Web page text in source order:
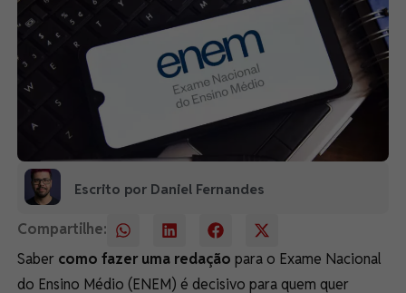
Escrito por Daniel Fernandes
Compartilhe:
Saber como fazer uma redação para o Exame Nacional
do Ensino Médio (ENEM) é decisivo para quem quer